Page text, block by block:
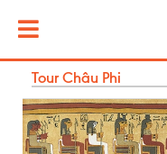
Tour Châu Phi